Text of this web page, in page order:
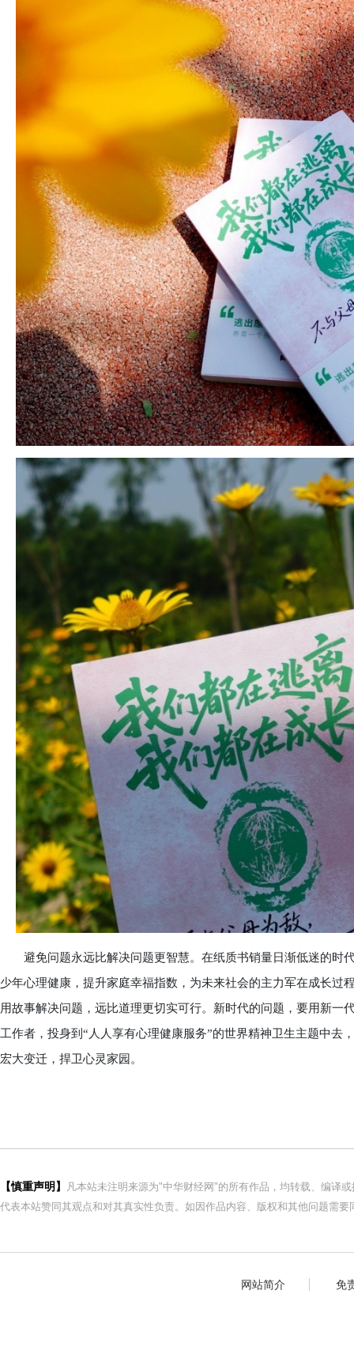
避免问题永远比解决问题更智慧。在纸质书销量日渐低迷的时
少年心理健康，提升家庭幸福指数，为未来社会的主力军在成长过
用故事解决问题，远比道理更切实可行。新时代的问题，要用新
工作者，投身到“人人享有心理健康服务”的世界精神卫生主题中
宏大变迁，捍卫心灵家园。
【慎重声明】
凡本站未注明来源为"中华财经网"的所有作品，均转载、编译
代表本站赞同其观点和对其真实性负责。如因作品内容、版权和其他问题需
网站简介 免